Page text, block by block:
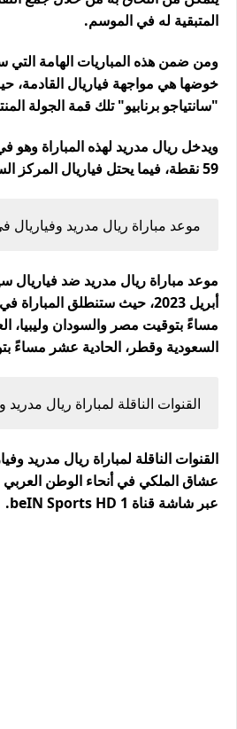
المتبقية له في الموسم.
ومن ضمن هذه المباريات الهامة
خوضها هي مواجهة فياريال
"سانتياجو برنابيو" تلك قمة الجولة
ويدخل ريال مدريد لهذه المباراة وهو
59 نقطة، فيما يحتل فياريال المركز السادس برصيد 44 نقطة.
موعد مباراة ريال مدريد وفياريال
أبريل 2023، حيث ستنطلق
مساءً بتوقيت مصر والسودان وليبيا،
السعودية وقطر، الحادية عشر مساءً
القنوات الناقلة لمباراة ريال
القنوات الناقلة لمباراة ريال مدريد
عشاق الملكي في أنحاء الوطن العربي
عبر شاشة قناة beIN Sports HD 1.